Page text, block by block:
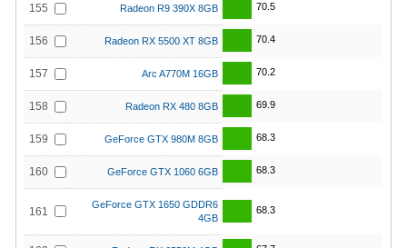
155 Radeon R9 390X 8GB 70.5
156 Radeon RX 5500 XT 8GB 70.4
157 Arc A770M 16GB 70.2
158 Radeon RX 480 8GB 69.9
159 GeForce GTX 980M 8GB 68.3
160 GeForce GTX 1060 6GB 68.3
161
GeForce GTX 1650 GDDR6
4GB
68.3